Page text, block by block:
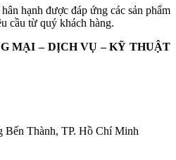
hạnh được đáp ứng các sản phẩm
cầu từ quý khách hàng.
MẠI – DỊCH VỤ – KỸ THUẬT
Bến Thành, TP. Hồ Chí Minh